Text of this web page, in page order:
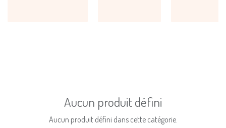
Aucun produit défini
Aucun produit défini dans cette catégorie.